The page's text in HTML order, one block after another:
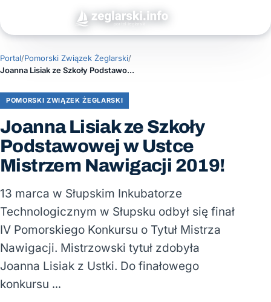
Portal/Pomorski Związek Żeglarski/
Joanna Lisiak ze Szkoły Podstawowej w Ustce Mistrzem Nawigacji 2019!
POMORSKI ZWIĄZEK ŻEGLARSKI
Joanna Lisiak ze Szkoły
Podstawowej w Ustce
Mistrzem Nawigacji 2019!
13 marca w Słupskim Inkubatorze
Technologicznym w Słupsku odbył się finał
IV Pomorskiego Konkursu o Tytuł Mistrza
Nawigacji. Mistrzowski tytuł zdobyła
Joanna Lisiak z Ustki. Do finałowego
konkursu …